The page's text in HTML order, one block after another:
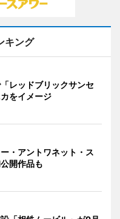
キング
レッドブリックサンセ
をイメージ
・アントワネット・ス
開作品も